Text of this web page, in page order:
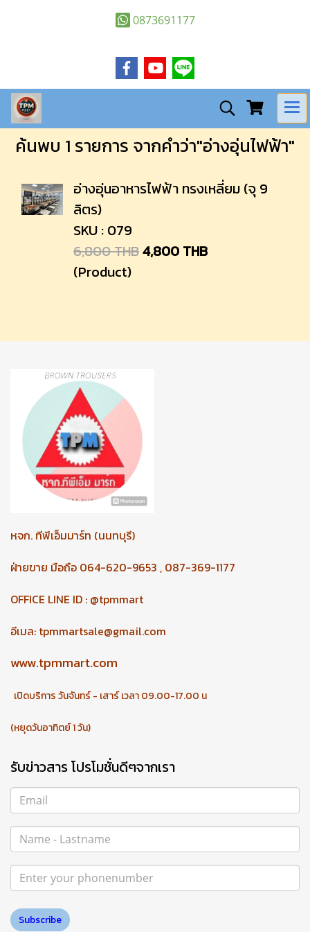
0873691177
ค้นพบ 1 รายการ จากคำว่า"อ่างอุ่นไฟฟ้า"
อ่างอุ่นอาหารไฟฟ้า ทรงเหลี่ยม (จุ 9
ลิตร)
SKU : 079
6,800 THB4,800 THB
(Product)
หจก. ทีพีเอ็มมาร์ท (นนทบุรี)
ฝ่ายขาย มือถือ 064-620-9653 , 087-369-1177
OFFICE LINE ID : @tpmmart
อีเมล: tpmmartsale@gmail.com
www.tpmmart.com
เปิดบริการ วันจันทร์ - เสาร์ เวลา 09.00-17.00 น
(หยุดวันอาทิตย์ 1 วัน)
รับข่าวสาร โปรโมชั่นดีๆจากเรา
Subscribe